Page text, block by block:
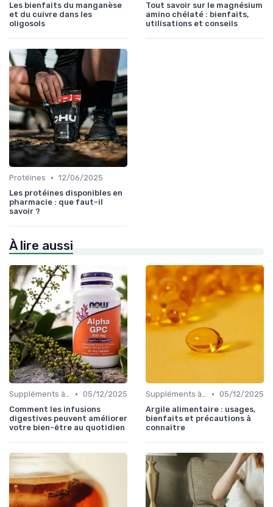
Les bienfaits du manganèse
et du cuivre dans les
oligosols
Tout savoir sur le magnésium
amino chélaté : bienfaits,
utilisations et conseils
Protéines • 12/06/2025
Les protéines disponibles en
pharmacie : que faut-il
savoir ?
À lire aussi
Suppléments à base de plantes • 05/12/2025
Comment les infusions
digestives peuvent améliorer
votre bien-être au quotidien
Suppléments à base de plantes • 05/12/2025
Argile alimentaire : usages,
bienfaits et précautions à
connaître